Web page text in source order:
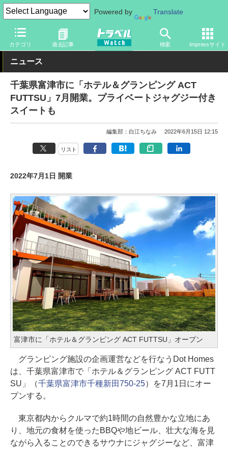
Powered by Translate
カテゴリ 過去記事 検索 Impressサイト
トラベル Watch 地域 国内旅行 関東
ニュース
千葉県富津市に「ホテル＆グランピング ACT
FUTTSU」7月開業。プライベートジャグジー付き
スイートも
編集部：白江ちなみ 2022年6月15日 12:15
リスト
2022年7月1日 開業
富津市に「ホテル＆グランピング ACT FUTTSU」オープン
グランピング施設の企画運営などを行なうDot Homes
は、千葉県富津市で「ホテル＆グランピング ACT FUTT
SU」（千葉県富津市千種新田750-25）を7月1日にオー
プンする。
東京都内からクルマで約1時間の自然豊かな立地にあ
り、地元の食材を使ったBBQや地ビール、壮大な海を見
ながら入ることのできるサウナにジャグジーなど、富津